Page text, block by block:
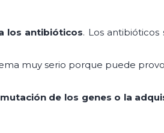
los antibióticos. Los
muy serio porque puede
mutación de los genes o la